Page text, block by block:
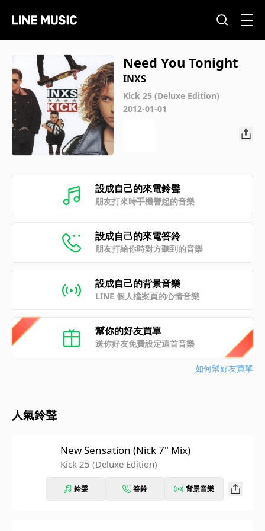
Need You Tonight
INXS
Kick 25 (Deluxe Edition)
2012-01-01
設成自己的來電鈴聲
朋友打來時手機響起的音樂
設成自己的來電答鈴
朋友打給你時對方聽到的音樂
設成自己的背景音樂
LINE 個人檔案頁的心情音樂
幫你的好友買單
送你好友免費設定這首音樂
如何幫好友買單
人氣鈴聲
New Sensation (Nick 7" Mix)
Kick 25 (Deluxe Edition)
鈴聲 答鈴 背景音樂